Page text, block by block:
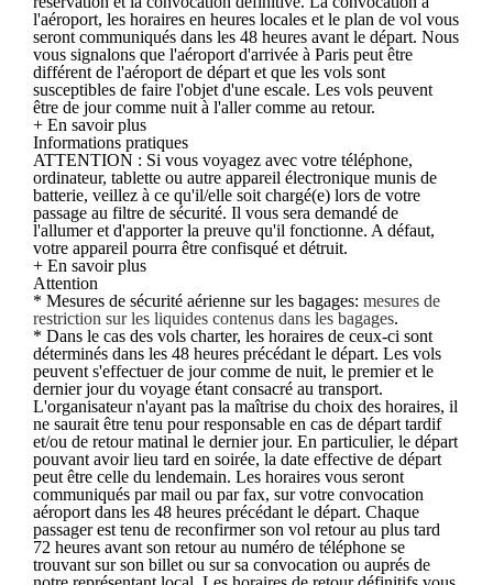
l'aéroport, les horaires en heures locales et le plan de vol vous
seront communiqués dans les 48 heures avant le départ. Nous
vous signalons que l'aéroport d'arrivée à Paris peut être
différent de l'aéroport de départ et que les vols sont
susceptibles de faire l'objet d'une escale. Les vols peuvent
être de jour comme nuit à l'aller comme au retour.
+ En savoir plus
Informations pratiques
ATTENTION : Si vous voyagez avec votre téléphone,
ordinateur, tablette ou autre appareil électronique munis de
batterie, veillez à ce qu'il/elle soit chargé(e) lors de votre
passage au filtre de sécurité. Il vous sera demandé de
l'allumer et d'apporter la preuve qu'il fonctionne. A défaut,
votre appareil pourra être confisqué et détruit.
+ En savoir plus
Attention
* Mesures de sécurité aérienne sur les bagages: mesures de
restriction sur les liquides contenus dans les bagages.
* Dans le cas des vols charter, les horaires de ceux-ci sont
déterminés dans les 48 heures précédant le départ. Les vols
peuvent s'effectuer de jour comme de nuit, le premier et le
dernier jour du voyage étant consacré au transport.
L'organisateur n'ayant pas la maîtrise du choix des horaires, il
ne saurait être tenu pour responsable en cas de départ tardif
et/ou de retour matinal le dernier jour. En particulier, le départ
pouvant avoir lieu tard en soirée, la date effective de départ
peut être celle du lendemain. Les horaires vous seront
communiqués par mail ou par fax, sur votre convocation
aéroport dans les 48 heures précédant le départ. Chaque
passager est tenu de reconfirmer son vol retour au plus tard
72 heures avant son retour au numéro de téléphone se
trouvant sur son billet ou sur sa convocation ou auprés de